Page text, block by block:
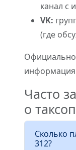
канал с
VK:
(где
информация
Часто
о
Сколько
312?